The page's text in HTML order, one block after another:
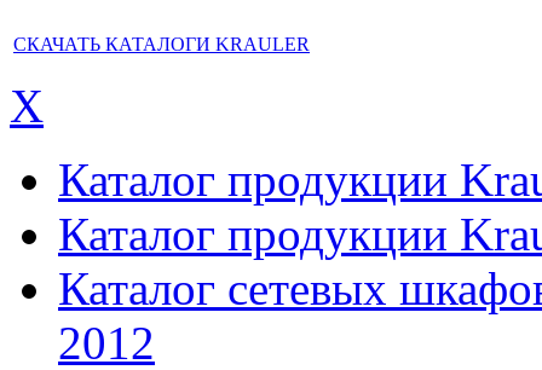
СКАЧАТЬ КАТАЛОГИ KRAULER
X
Каталог продукции
Каталог продукции
Каталог сетевых
2012